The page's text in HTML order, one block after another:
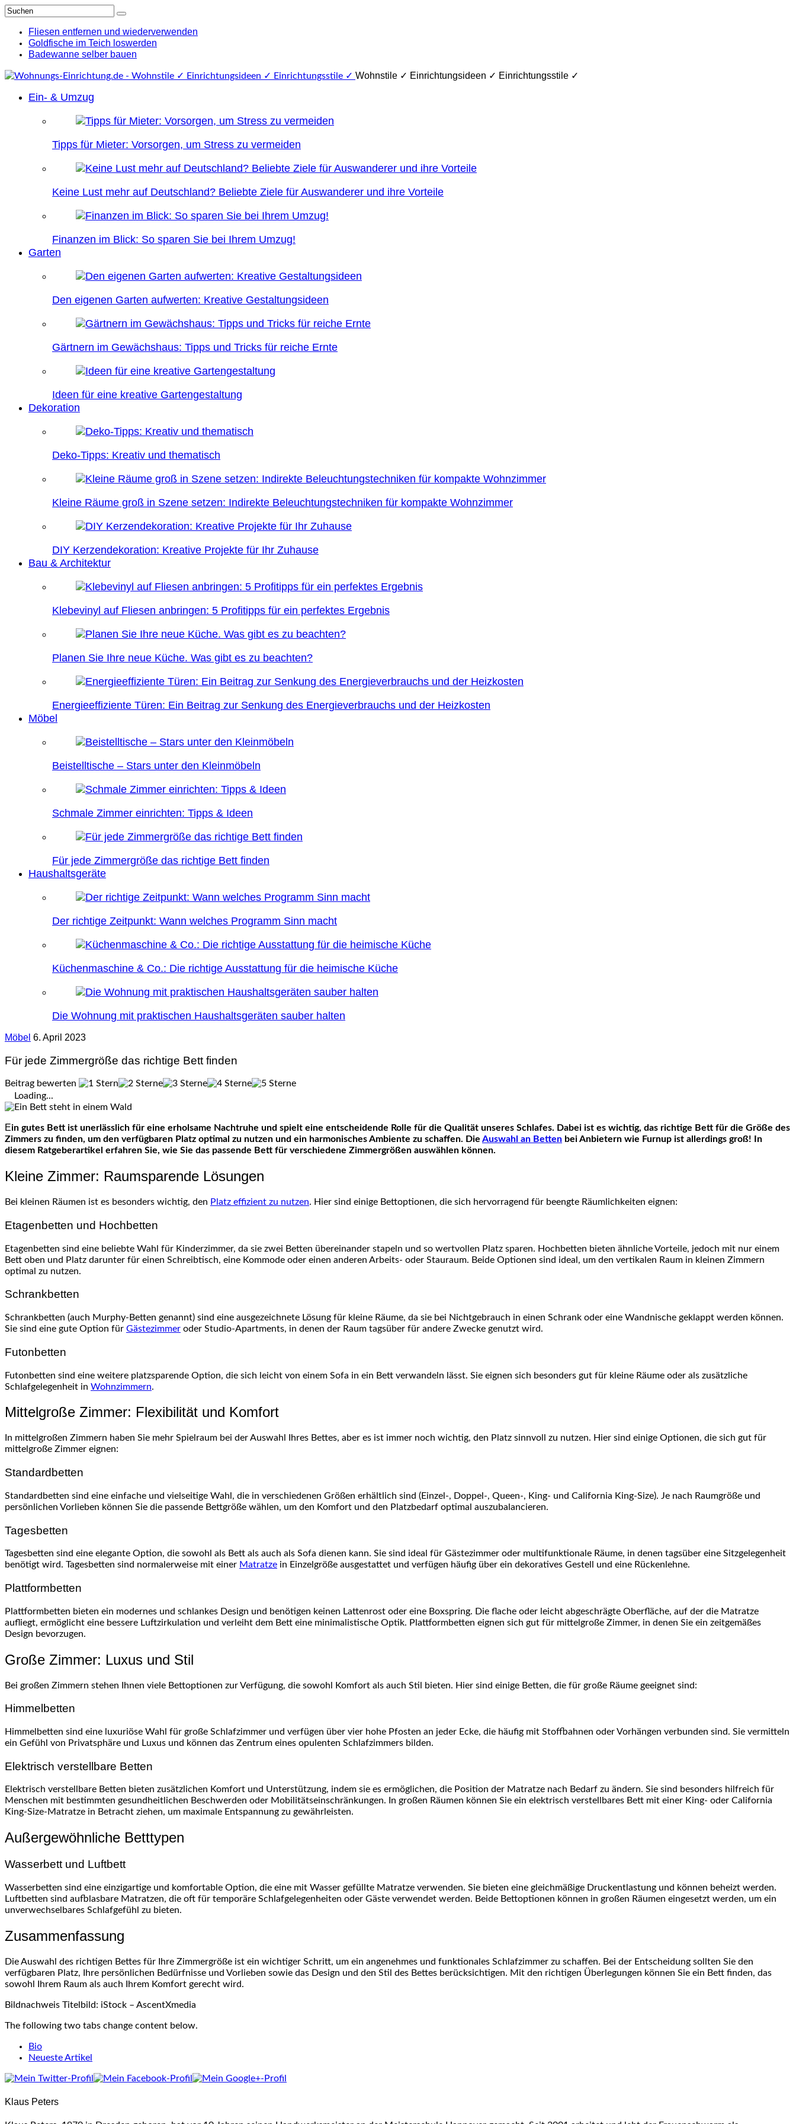
Fliesen entfernen und wiederverwenden
Goldfische im Teich loswerden
Badewanne selber bauen
Wohnstile ✓ Einrichtungsideen ✓ Einrichtungsstile ✓
Ein- & Umzug
Tipps für Mieter: Vorsorgen, um Stress zu vermeiden
Keine Lust mehr auf Deutschland? Beliebte Ziele für Auswanderer und ihre Vorteile
Finanzen im Blick: So sparen Sie bei Ihrem Umzug!
Garten
Den eigenen Garten aufwerten: Kreative Gestaltungsideen
Gärtnern im Gewächshaus: Tipps und Tricks für reiche Ernte
Ideen für eine kreative Gartengestaltung
Dekoration
Deko-Tipps: Kreativ und thematisch
Kleine Räume groß in Szene setzen: Indirekte Beleuchtungstechniken für kompakte Wohnzimmer
DIY Kerzendekoration: Kreative Projekte für Ihr Zuhause
Bau & Architektur
Klebevinyl auf Fliesen anbringen: 5 Profitipps für ein perfektes Ergebnis
Planen Sie Ihre neue Küche. Was gibt es zu beachten?
Energieeffiziente Türen: Ein Beitrag zur Senkung des Energieverbrauchs und der Heizkosten
Möbel
Beistelltische – Stars unter den Kleinmöbeln
Schmale Zimmer einrichten: Tipps & Ideen
Für jede Zimmergröße das richtige Bett finden
Haushaltsgeräte
Der richtige Zeitpunkt: Wann welches Programm Sinn macht
Küchenmaschine & Co.: Die richtige Ausstattung für die heimische Küche
Die Wohnung mit praktischen Haushaltsgeräten sauber halten
Möbel 6. April 2023
Für jede Zimmergröße das richtige Bett finden
Beitrag bewerten
Loading...
Ein gutes Bett ist unerlässlich für eine erholsame Nachtruhe und spielt eine entscheidende Rolle für die Qualität unseres Schlafes. Dabei ist es wichtig, das richtige Bett für die Größe des
Zimmers zu finden, um den verfügbaren Platz optimal zu nutzen und ein harmonisches Ambiente zu schaffen. Die Auswahl an Betten bei Anbietern wie Furnup ist allerdings groß! In
diesem Ratgeberartikel erfahren Sie, wie Sie das passende Bett für verschiedene Zimmergrößen auswählen können.
Kleine Zimmer: Raumsparende Lösungen
Bei kleinen Räumen ist es besonders wichtig, den Platz effizient zu nutzen. Hier sind einige Bettoptionen, die sich hervorragend für beengte Räumlichkeiten eignen:
Etagenbetten und Hochbetten
Etagenbetten sind eine beliebte Wahl für Kinderzimmer, da sie zwei Betten übereinander stapeln und so wertvollen Platz sparen. Hochbetten bieten ähnliche Vorteile, jedoch mit nur einem
Bett oben und Platz darunter für einen Schreibtisch, eine Kommode oder einen anderen Arbeits- oder Stauraum. Beide Optionen sind ideal, um den vertikalen Raum in kleinen Zimmern
optimal zu nutzen.
Schrankbetten
Schrankbetten (auch Murphy-Betten genannt) sind eine ausgezeichnete Lösung für kleine Räume, da sie bei Nichtgebrauch in einen Schrank oder eine Wandnische geklappt werden können.
Sie sind eine gute Option für Gästezimmer oder Studio-Apartments, in denen der Raum tagsüber für andere Zwecke genutzt wird.
Futonbetten
Futonbetten sind eine weitere platzsparende Option, die sich leicht von einem Sofa in ein Bett verwandeln lässt. Sie eignen sich besonders gut für kleine Räume oder als zusätzliche
Schlafgelegenheit in Wohnzimmern.
Mittelgroße Zimmer: Flexibilität und Komfort
In mittelgroßen Zimmern haben Sie mehr Spielraum bei der Auswahl Ihres Bettes, aber es ist immer noch wichtig, den Platz sinnvoll zu nutzen. Hier sind einige Optionen, die sich gut für
mittelgroße Zimmer eignen:
Standardbetten
Standardbetten sind eine einfache und vielseitige Wahl, die in verschiedenen Größen erhältlich sind (Einzel-, Doppel-, Queen-, King- und California King-Size). Je nach Raumgröße und
persönlichen Vorlieben können Sie die passende Bettgröße wählen, um den Komfort und den Platzbedarf optimal auszubalancieren.
Tagesbetten
Tagesbetten sind eine elegante Option, die sowohl als Bett als auch als Sofa dienen kann. Sie sind ideal für Gästezimmer oder multifunktionale Räume, in denen tagsüber eine Sitzgelegenheit
benötigt wird. Tagesbetten sind normalerweise mit einer Matratze in Einzelgröße ausgestattet und verfügen häufig über ein dekoratives Gestell und eine Rückenlehne.
Plattformbetten
Plattformbetten bieten ein modernes und schlankes Design und benötigen keinen Lattenrost oder eine Boxspring. Die flache oder leicht abgeschrägte Oberfläche, auf der die Matratze
aufliegt, ermöglicht eine bessere Luftzirkulation und verleiht dem Bett eine minimalistische Optik. Plattformbetten eignen sich gut für mittelgroße Zimmer, in denen Sie ein zeitgemäßes
Design bevorzugen.
Große Zimmer: Luxus und Stil
Bei großen Zimmern stehen Ihnen viele Bettoptionen zur Verfügung, die sowohl Komfort als auch Stil bieten. Hier sind einige Betten, die für große Räume geeignet sind:
Himmelbetten
Himmelbetten sind eine luxuriöse Wahl für große Schlafzimmer und verfügen über vier hohe Pfosten an jeder Ecke, die häufig mit Stoffbahnen oder Vorhängen verbunden sind. Sie vermitteln
ein Gefühl von Privatsphäre und Luxus und können das Zentrum eines opulenten Schlafzimmers bilden.
Elektrisch verstellbare Betten
Elektrisch verstellbare Betten bieten zusätzlichen Komfort und Unterstützung, indem sie es ermöglichen, die Position der Matratze nach Bedarf zu ändern. Sie sind besonders hilfreich für
Menschen mit bestimmten gesundheitlichen Beschwerden oder Mobilitätseinschränkungen. In großen Räumen können Sie ein elektrisch verstellbares Bett mit einer King- oder California
King-Size-Matratze in Betracht ziehen, um maximale Entspannung zu gewährleisten.
Außergewöhnliche Betttypen
Wasserbett und Luftbett
Wasserbetten sind eine einzigartige und komfortable Option, die eine mit Wasser gefüllte Matratze verwenden. Sie bieten eine gleichmäßige Druckentlastung und können beheizt werden.
Luftbetten sind aufblasbare Matratzen, die oft für temporäre Schlafgelegenheiten oder Gäste verwendet werden. Beide Bettoptionen können in großen Räumen eingesetzt werden, um ein
unverwechselbares Schlafgefühl zu bieten.
Zusammenfassung
Die Auswahl des richtigen Bettes für Ihre Zimmergröße ist ein wichtiger Schritt, um ein angenehmes und funktionales Schlafzimmer zu schaffen. Bei der Entscheidung sollten Sie den
verfügbaren Platz, Ihre persönlichen Bedürfnisse und Vorlieben sowie das Design und den Stil des Bettes berücksichtigen. Mit den richtigen Überlegungen können Sie ein Bett finden, das
sowohl Ihrem Raum als auch Ihrem Komfort gerecht wird.
Bildnachweis Titelbild: iStock – AscentXmedia
The following two tabs change content below.
Bio
Neueste Artikel
Klaus Peters